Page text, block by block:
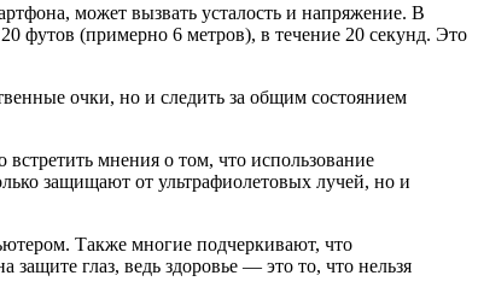
может вызвать усталость и напряжение. В
футов (примерно 6 метров), в течение 20 секунд. Это
очки, но и следить за общим состоянием
мнения о том, что использование
защищают от ультрафиолетовых лучей, но и
Также многие подчеркивают, что
глаз, ведь здоровье — это то, что нельзя